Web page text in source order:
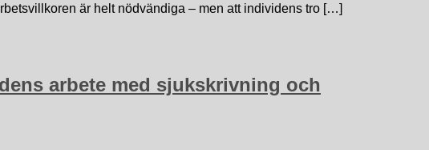
är helt nödvändiga – men att individens tro […]
arbete med sjukskrivning och